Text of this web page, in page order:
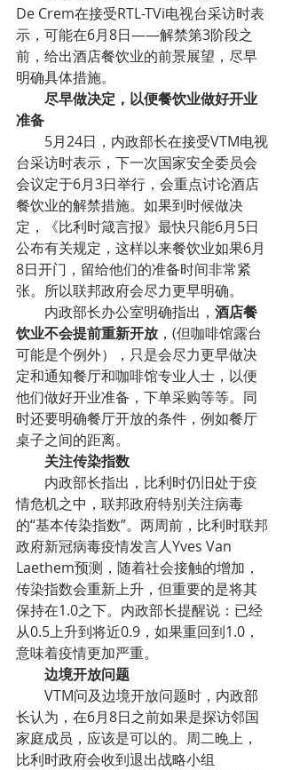
De Crem在接受RTL-TVi电视台采访时表
示，可能在6月8日——解禁第3阶段之
前，给出酒店餐饮业的前景展望，尽早
明确具体措施。
准备
台采访时表示，下一次国家安全委员会
会议定于6月3日举行，会重点讨论酒店
餐饮业的解禁措施。如果到时候做决
定，《比利时箴言报》最快只能6月5日
公布有关规定，这样以来餐饮业如果6月
8日开门，留给他们的准备时间非常紧
张。所以联邦政府会尽力更早明确。
        内政部长办公室明确指出，
酒店餐
饮业不会提前重新开放 ，(但咖啡馆露台
可能是个例外），只是会尽力更早做决
定和通知餐厅和咖啡馆专业人士，以便
他们做好开业准备，下单采购等等。同
时还要明确餐厅开放的条件，例如餐厅
桌子之间的距离。
        关注传染指数
情危机之中，联邦政府特别关注病毒
的“基本传染指数”。两周前，比利时联邦
政府新冠病毒疫情发言人Yves Van
Laethem预测，随着社会接触的增加，
传染指数会重新上升，但重要的是将其
保持在1.0之下。内政部长提醒说：已经
从0.5上升到将近0.9，如果重回到1.0，
意味着疫情更加严重。
        边境开放问题
长认为，在6月8日之前如果是探访邻国
家庭成员，应该是可以的。周二晚上，
比利时政府会收到退出战略小组